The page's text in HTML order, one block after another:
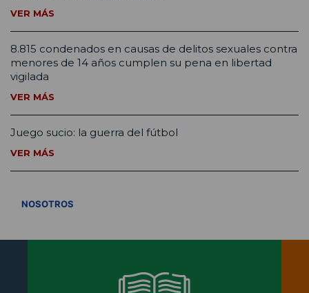
VER MÁS
8.815 condenados en causas de delitos sexuales contra
menores de 14 años cumplen su pena en libertad
vigilada
VER MÁS
Juego sucio: la guerra del fútbol
VER MÁS
NOSOTROS